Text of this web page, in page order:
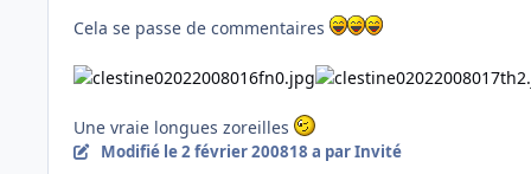
Cela se passe de commentaires
Une vraie longues zoreilles
Modifié le 2 février 200818 a par Invité